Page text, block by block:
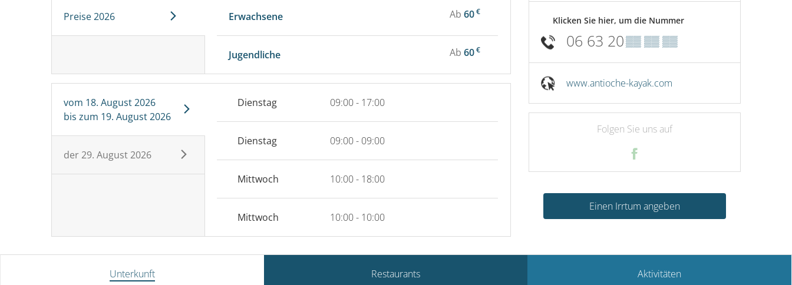
Preise 2026 Erwachsene Ab60€
Jugendliche Ab60€
vom 18. August 2026
bis zum 19. August 2026
der29. August 2026
Dienstag 09:00 - 17:00
Dienstag 09:00 - 09:00
Mittwoch 10:00 - 18:00
Mittwoch 10:00 - 10:00
Klicken Sie hier, um die Nummer
06 63 20▒▒ ▒▒ ▒▒
www.antioche-kayak.com
Folgen Sie uns auf
Einen Irrtum angeben
Unterkunft Restaurants Aktivitäten